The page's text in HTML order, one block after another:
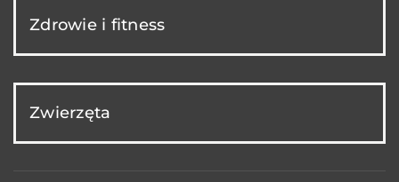
Zdrowie i fitness
Zwierzęta